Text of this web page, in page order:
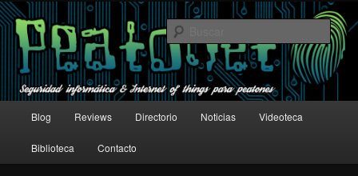
Ir
al
contenido
principal
Ir
al
contenido
secundarioUn peatón en la red
Seguridad informática & Internet of things para peatones
principal
Blog Reviews Directorio Noticias Videoteca
Biblioteca Contacto